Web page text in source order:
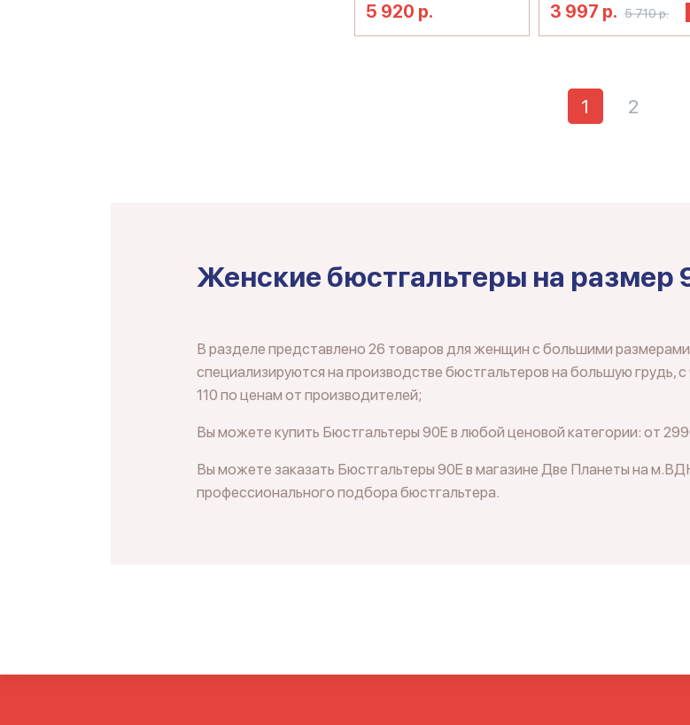
5 920 р. 3 997 р. 5 710 р.
1 2
Женские бюстгальтеры на размер
В разделе представлено 26 товаров для женщин с большими
специализируются на производстве бюстгальтеров на большую грудь,
110 по ценам от производителей;
Вы можете купить Бюстгальтеры 90E в любой ценовой категории: от
Вы можете заказать Бюстгальтеры 90E в магазине Две Планеты на
профессионального подбора бюстгальтера.